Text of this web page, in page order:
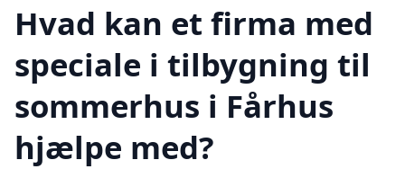
Hvad kan et firma med
speciale i tilbygning til
sommerhus i Fårhus
hjælpe med?